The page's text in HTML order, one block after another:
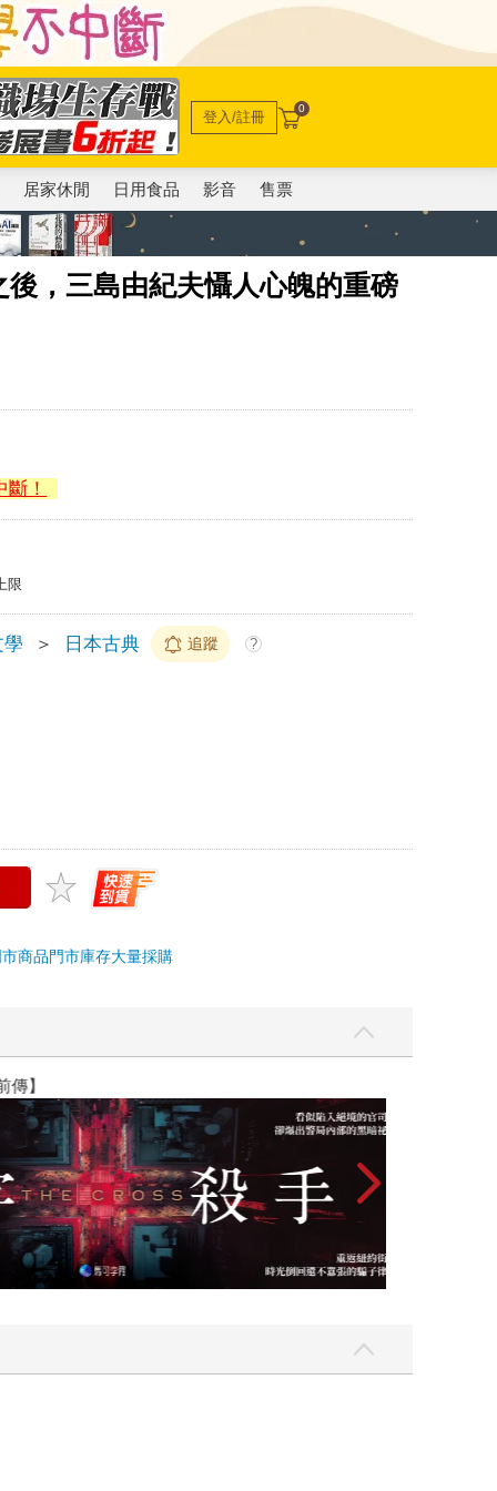
登入/註冊 0
居家休閒 日用食品 影音 售票
，三島由紀夫懾人心魄的重磅
！
限
＞ 日本古典 追蹤 ?
商品門市庫存大量採購